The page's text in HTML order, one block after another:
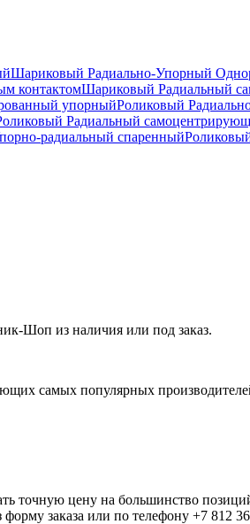
Шариковый Радиально-Упорный
контактомШариковый Радиальный
упорныйРоликовый
Радиальный
радиальный спаренный
Шоп из наличия или под заказ.
самых популярных
точную цену на большинство
заказа или по телефону +7 812